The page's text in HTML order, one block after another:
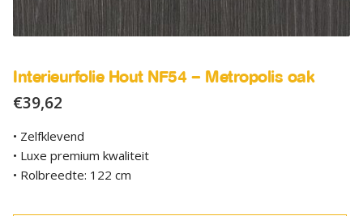
Interieurfolie Hout NF54 – Metropolis oak
€39,62
• Zelfklevend
• Luxe premium kwaliteit
• Rolbreedte: 122 cm